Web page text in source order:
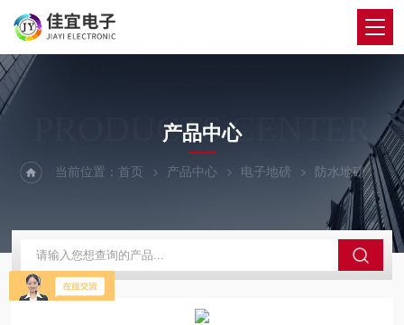
PRODUCTS CENTER
产品中心
当前位置：首页 产品中心 电子地磅 防水地磅